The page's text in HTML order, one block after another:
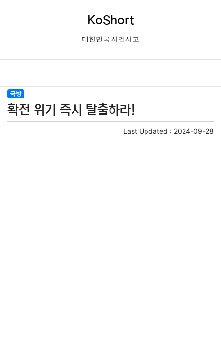
KoShort
대한민국 사건사고
국방
확전 위기 즉시 탈출하라!
Last Updated : 2024-09-28